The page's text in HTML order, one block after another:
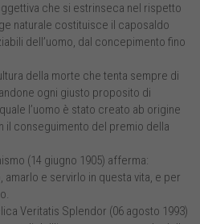
che si estrinseca nel rispetto
naturale costituisce il caposaldo
dell’uomo, dal concepimento fino
della morte che tenta sempre di
ogni giusto proposito di
l’uomo è stato creato ab origine
il conseguimento del premio della
(14 giugno 1905) afferma:
e servirlo in questa vita, e per
Veritatis Splendor (06 agosto 1993)